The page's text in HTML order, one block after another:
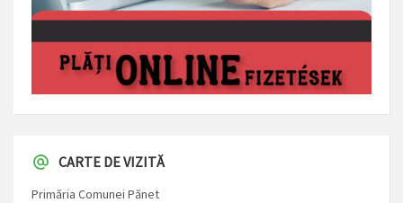
CARTE DE VIZITĂ
Primăria Comunei Pănet